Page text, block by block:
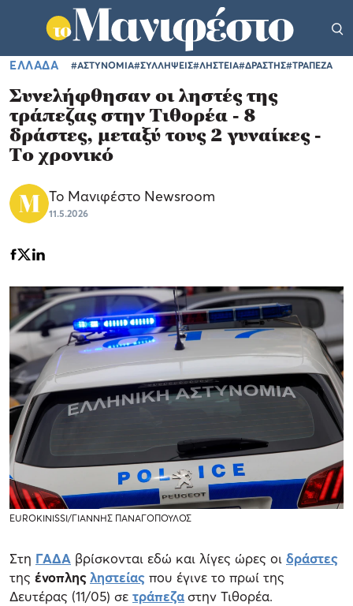
ΕΛΛΑΔΑ #ΑΣΤΥΝΟΜΙΑ#ΣΥΛΛΗΨΕΙΣ#ΛΗΣΤΕΙΑ#ΔΡΑΣΤΗΣ#ΤΡΑΠΕΖΑ
Συνελήφθησαν οι ληστές της
τράπεζας στην Τιθορέα - 8
δράστες, μεταξύ τους 2 γυναίκες -
Το χρονικό
Το Μανιφέστο Newsroom
11.5.2026
EUROKINISSI/ΓΙΑΝΝΗΣ ΠΑΝΑΓΟΠΟΥΛΟΣ
Στη ΓΑΔΑ βρίσκονται εδώ και λίγες ώρες οι δράστες
της ένοπληςληστείας που έγινε το πρωί της
Δευτέρας (11/05) σε τράπεζαστην Τιθορέα.